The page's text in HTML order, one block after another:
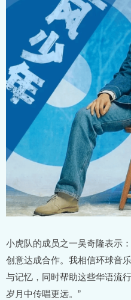
小虎队的成员之一吴奇隆表示
创意达成合作。我相信环球音
与记忆，同时帮助这些华语流
岁月中传唱更远。”